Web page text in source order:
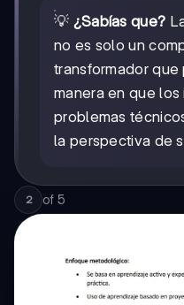
💡 ¿Sabías que?
no es solo un
transformador
manera en que
problemas
la perspectiva de
2 of 5